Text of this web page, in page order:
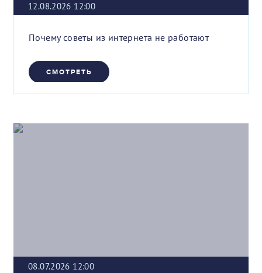
12.08.2026 12:00
Почему советы из интернета не работают
СМОТРЕТЬ
08.07.2026 12:00